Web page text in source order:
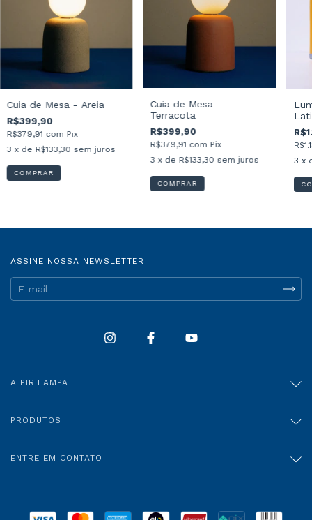
Cuia de Mesa - Areia
R$399,90
R$379,91 com Pix
3 x de R$133,30 sem juros
COMPRAR
Cuia de Mesa -
Terracota
R$399,90
R$379,91 com Pix
3 x de R$133,30 sem juros
COMPRAR
3 x
ASSINE NOSSA NEWSLETTER
A PIRILAMPA
PRODUTOS
ENTRE EM CONTATO